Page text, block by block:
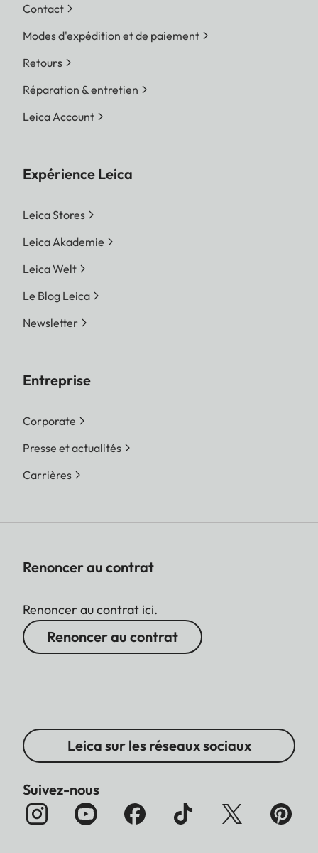
Contact
Modes d'expédition et de paiement
Retours
Réparation & entretien
Leica Account
Expérience Leica
Leica Stores
Leica Akademie
Leica Welt
Le Blog Leica
Newsletter
Entreprise
Corporate
Presse et actualités
Carrières
Renoncer au contrat
Renoncer au contrat ici.
Renoncer au contrat
Leica sur les réseaux sociaux
Suivez-nous